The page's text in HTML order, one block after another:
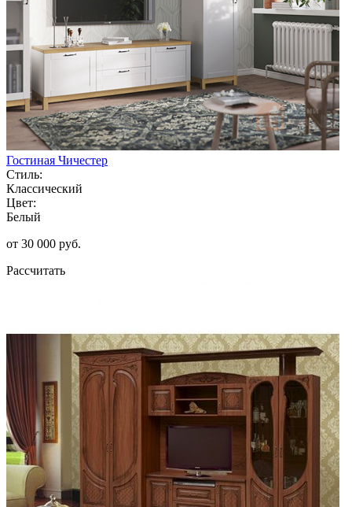
Гостиная Чичестер
Стиль:
Классический
Цвет:
Белый
от 30 000 руб.
Рассчитать